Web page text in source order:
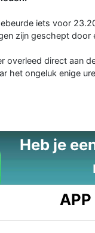
iets voor
zijn geschept door
overleed direct aan
het ongeluk enige
Heb je
APP